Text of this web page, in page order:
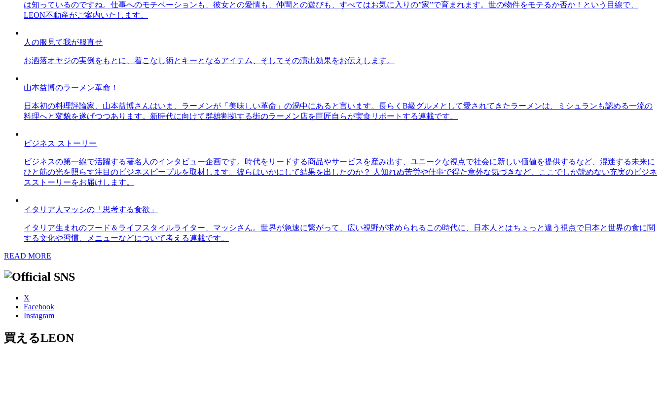
は知っているのですね。仕事へのモチベーションも、彼女との愛情も、仲間との遊びも、すべてはお気に入りの”家”で育まれます。世の物件をモテるか否か！という目線で、
LEON不動産がご案内いたします。
人の服見て我が服直せ
お洒落オヤジの実例をもとに、着こなし術とキーとなるアイテム、そしてその演出効果をお伝えします。
山本益博のラーメン革命！
日本初の料理評論家、山本益博さんはいま、ラーメンが「美味しい革命」の渦中にあると言います。長らくB級グルメとして愛されてきたラーメンは、ミシュランも認める一流の
料理へと変貌を遂げつつあります。新時代に向けて群雄割拠する街のラーメン店を巨匠自らが実食リポートする連載です。
ビジネス ストーリー
ビジネスの第一線で活躍する著名人のインタビュー企画です。時代をリードする商品やサービスを産み出す、ユニークな視点で社会に新しい価値を提供するなど、混迷する未来に
ひと筋の光を照らす注目のビジネスピープルを取材します。彼らはいかにして結果を出したのか？ 人知れぬ苦労や仕事で得た意外な気づきなど、ここでしか読めない充実のビジネ
スストーリーをお届けします。
イタリア人マッシの「思考する食欲」
イタリア生まれのフード＆ライフスタイルライター、マッシさん。世界が急速に繋がって、広い視野が求められるこの時代に、日本人とはちょっと違う視点で日本と世界の食に関
する文化や習慣、メニューなどについて考える連載です。
READ MORE
X
Facebook
Instagram
買えるLEON